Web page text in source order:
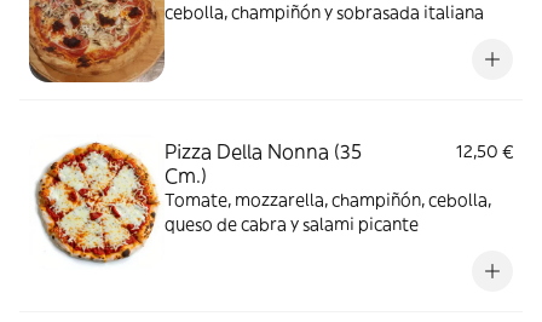
cebolla, champiñón y sobrasada italiana
Pizza Della Nonna (35
Cm.)
12,50 €
Tomate, mozzarella, champiñón, cebolla,
queso de cabra y salami picante